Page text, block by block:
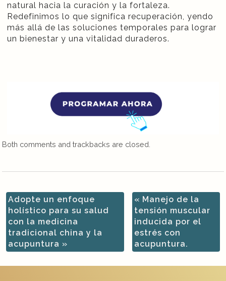
natural hacia la curación y la fortaleza.
Redefinimos lo que significa recuperación, yendo
más allá de las soluciones temporales para lograr
un bienestar y una vitalidad duraderos.
Both comments and trackbacks are closed.
Adopte un enfoque
holístico para su salud
con la medicina
tradicional china y la
acupuntura »
« Manejo de la
tensión muscular
inducida por el
estrés con
acupuntura.